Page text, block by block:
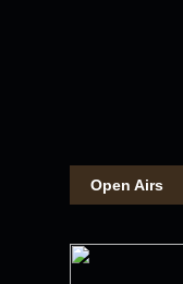
Open Airs